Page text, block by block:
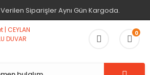
Verilen Siparişler Aynı Gün Kargoda.
0